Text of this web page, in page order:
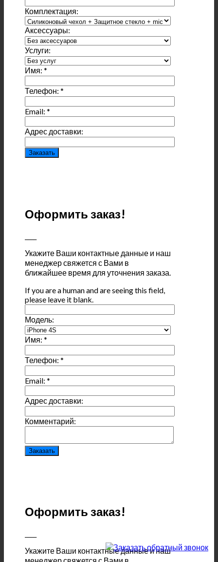
Комплектация:
Аксессуары:
Услуги:
Имя:*
Телефон:*
Email:*
Адрес доставки:
Оформить заказ!
Укажите Ваши контактные данные и наш
менеджер свяжется с Вами в
ближайшее время для уточнения заказа.
If you are a human and are seeing this field,
please leave it blank.
Модель:
Имя:*
Телефон:*
Email:*
Адрес доставки:
Комментарий:
Оформить заказ!
Укажите Ваши контактные данные и наш